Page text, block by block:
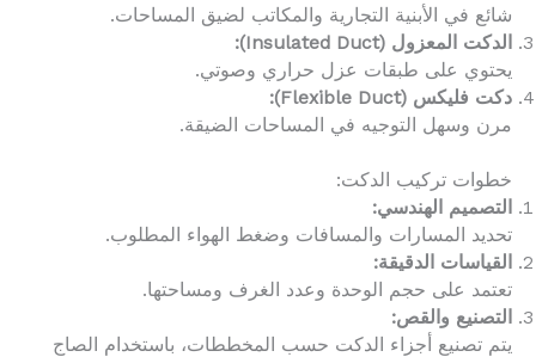
شائع في الأبنية التجارية والمكاتب لضيق المساحات.
الدكت المعزول (Insulated Duct):
يحتوي على طبقات عزل حراري وصوتي.
دكت فليكس (Flexible Duct):
مرن وسهل التوجيه في المساحات الضيقة.
خطوات تركيب الدكت:
التصميم الهندسي:
تحديد المسارات والمسافات وضغط الهواء المطلوب.
القياسات الدقيقة:
تعتمد على حجم الوحدة وعدد الغرف ومساحتها.
التصنيع والقص:
يتم تصنيع أجزاء الدكت حسب المخططات، باستخدام الصاج